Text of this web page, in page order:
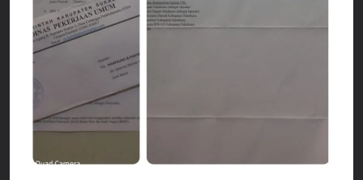
Pengelolaan Sampah
PDIP Tegaskan ASI
adalah Investasi
Agustus 6, 2026
Wujud Kepedulian Polri,
Posko Pusat Tg. Perak
melalui Komite Sekolah,
Edaran Disdik Jabar
Agustus 3, 2026